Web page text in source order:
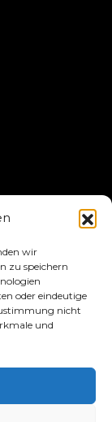
wir
zu speichern
oder eindeutige
nicht
und